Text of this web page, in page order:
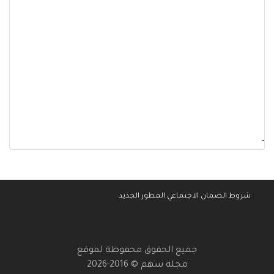
-
شروط الضمان الاجتماعي المطور الجديد
جميع الحقوق محفوظة لموقع
مجلة سهم © 2016-2026